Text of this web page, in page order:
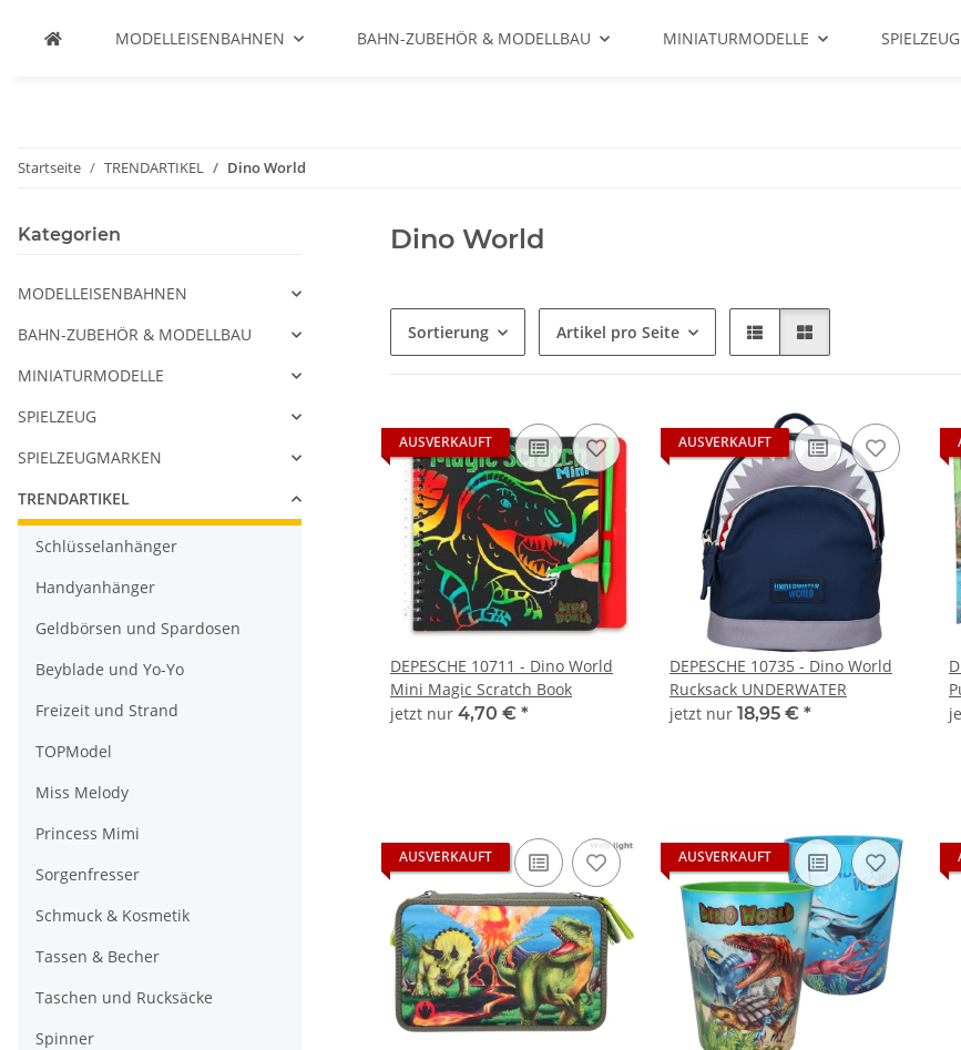
MODELLEISENBAHNEN BAHN-ZUBEHÖR & MODELLBAU MINIATURMODELLE SPIELZEUG
Startseite TRENDARTIKEL Dino World
Dino World
Sortierung Artikel pro Seite
AUSVERKAUFT
DEPESCHE 10711 - Dino World
Mini Magic Scratch Book
jetzt nur 4,70 € *
AUSVERKAUFT
DEPESCHE 10735 - Dino World
Rucksack UNDERWATER
jetzt nur 18,95 € *
AUSVERKAUFT AUSVERKAUFT
Kategorien
MODELLEISENBAHNEN
BAHN-ZUBEHÖR & MODELLBAU
MINIATURMODELLE
SPIELZEUG
SPIELZEUGMARKEN
TRENDARTIKEL
Schlüsselanhänger
Handyanhänger
Geldbörsen und Spardosen
Beyblade und Yo-Yo
Freizeit und Strand
TOPModel
Miss Melody
Princess Mimi
Sorgenfresser
Schmuck & Kosmetik
Tassen & Becher
Taschen und Rucksäcke
Spinner